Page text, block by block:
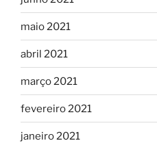
maio 2021
abril 2021
março 2021
fevereiro 2021
janeiro 2021